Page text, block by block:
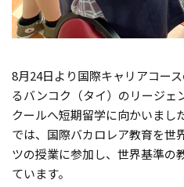
8月24日より国際キャリアコー
るバンコク（タイ）のリージェ
クールへ短期留学に向かいまし
では、国際バカロレア教育を世
ツの授業に参加し、世界基準の
ています。